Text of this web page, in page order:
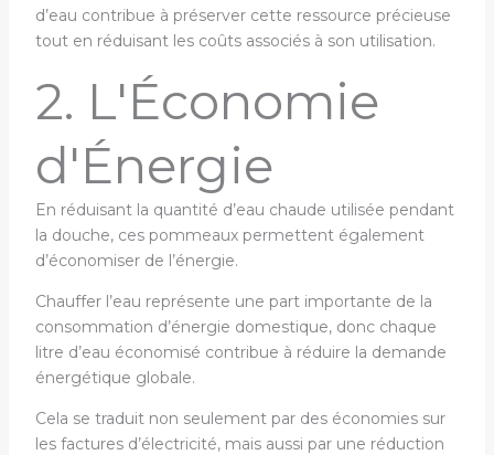
d’eau contribue à préserver cette ressource précieuse
tout en réduisant les coûts associés à son utilisation.
2. L'Économie
d'Énergie
En réduisant la quantité d’eau chaude utilisée pendant
la douche, ces pommeaux permettent également
d’économiser de l’énergie.
Chauffer l’eau représente une part importante de la
consommation d’énergie domestique, donc chaque
litre d’eau économisé contribue à réduire la demande
énergétique globale.
Cela se traduit non seulement par des économies sur
les factures d’électricité, mais aussi par une réduction